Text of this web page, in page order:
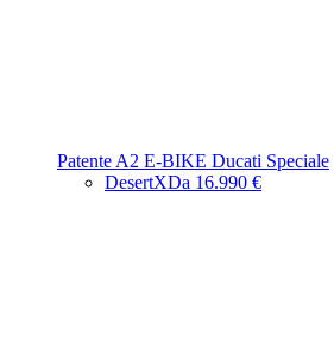
Patente A2 E-BIKE Ducati Speciale
DesertXDa 16.990 €